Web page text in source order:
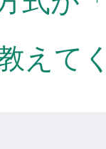
えて